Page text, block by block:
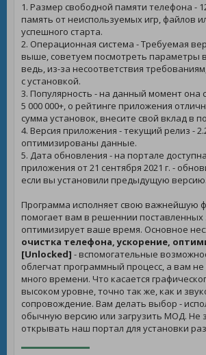
1. Размер свободной памяти телефона -
память от неиспользуемых игр, файлов
успешного старта.
2. Операционная система - Требуемая
выше, советуем посмотреть параметры
ведь, из-за несоответствия
с установкой.
3. Популярность - на данный момент она
5 000 000+, о рейтинге приложения
сумма установок, внесите свой вклад в
4. Версия приложения - текущий релиз -
оптимизированы данные.
5. Дата обновления - на портале
приложения от 21 сентября 2021 г. -
если вы установили предыдущую версию.
Программа исполняет свою важнейшую
помогает вам в решеннии поставленных
оптимизирует ваше время. Основное
очистка телефона, ускорение,
[Unlocked] - вспомогательные
облегчат программный процесс, а вам
много времени. Что касается
высоком уровне, точно так же, как и
сопровождение. Вам делать выбор -
обычную версию или загрузить МОД. Не
открывать наш портал для установки